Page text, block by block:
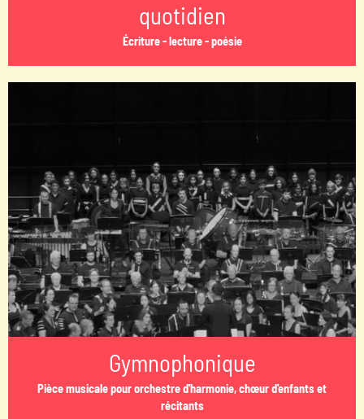
quotidien
Écriture - lecture - poésie
Gymnophonique
Pièce musicale pour orchestre d'harmonie, chœur d'enfants et
récitants